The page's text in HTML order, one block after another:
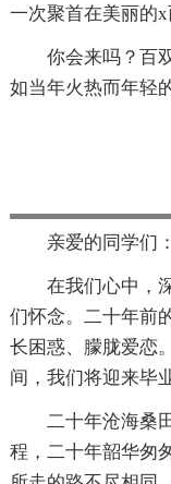
一次聚首在美丽的x
你会来吗？百
如当年火热而年轻
亲爱的同学们：
在我们心中，
们怀念。二十年前
长困惑、朦胧爱恋
间，我们将迎来毕
二十年沧海桑
程，二十年韶华匆